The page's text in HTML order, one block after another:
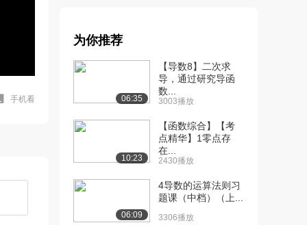
手机看
[8] 解释线性图像
3.4万播放
[9] X和Y截距 04:07
2.5万播放
[11] 直线斜率
3.1万播放
[12] 斜率例题 04:02
为你推荐
06:35
【导数8】二次求
导，通过研究导函
数...
3003播放
10:23
【函数综合】【考
点精华】1零点存
在...
2430播放
06:09
4导数的运算法则习
题课（中档）（上...
3306播放